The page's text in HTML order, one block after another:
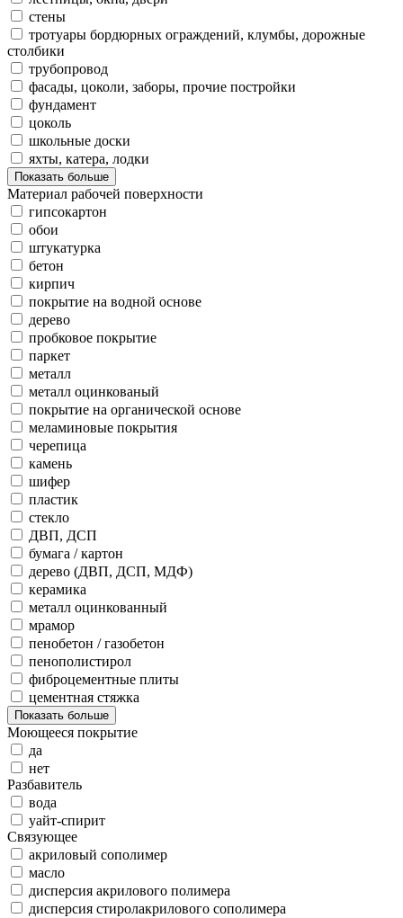
стены
тротуары бордюрных ограждений, клумбы, дорожные
столбики
трубопровод
фасады, цоколи, заборы, прочие постройки
фундамент
цоколь
школьные доски
яхты, катера, лодки
Показать больше
Материал рабочей поверхности
гипсокартон
обои
штукатурка
бетон
кирпич
покрытие на водной основе
дерево
пробковое покрытие
паркет
металл
металл оцинкованый
покрытие на органической основе
меламиновые покрытия
черепица
камень
шифер
пластик
стекло
ДВП, ДСП
бумага / картон
дерево (ДВП, ДСП, МДФ)
керамика
металл оцинкованный
мрамор
пенобетон / газобетон
пенополистирол
фиброцементные плиты
цементная стяжка
Показать больше
Моющееся покрытие
да
нет
Разбавитель
вода
уайт-спирит
Связующее
акриловый сополимер
масло
дисперсия акрилового полимера
дисперсия стиролакрилового сополимера